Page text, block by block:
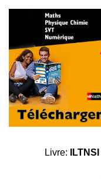
Livre: ILTNSI